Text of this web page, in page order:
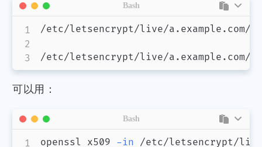
/etc/letsencrypt/live/a.example.com/
/etc/letsencrypt/live/a.example.com/
Bash
可以用：
openssl x509 -in /etc/letsencrypt/
Bash